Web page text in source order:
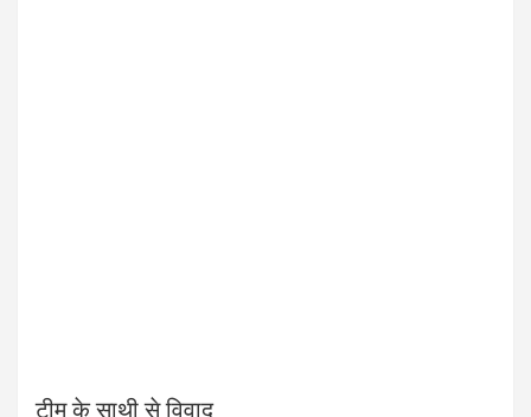
टीम के साथी से विवाद